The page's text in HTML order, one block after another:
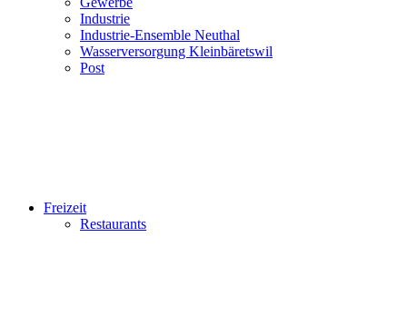
Industrie
Industrie-Ensemble Neuthal
Wasserversorgung Kleinbäretswil
Post
Freizeit
Restaurants